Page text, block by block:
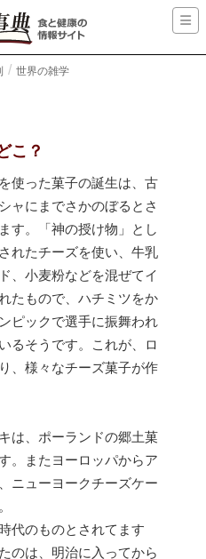
世界の雑学
こ？
使った菓子の誕生は、古
ャにまでさかのぼるとさ
す。「神の授け物」とし
れたチーズを使い、牛乳
、小麦粉などを混ぜてイ
たもので、ハチミツをか
ピックで選手に振舞われ
るそうです。これが、ロ
、様々なチーズ菓子が作
は、ポーランドの郷土菓
。またヨーロッパからア
ニューヨークチーズケー
代のものとされてます
のは、明治に入ってから